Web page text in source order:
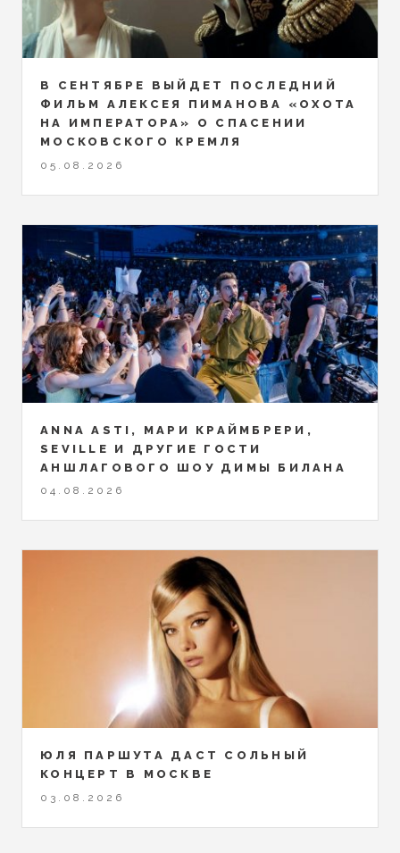
В СЕНТЯБРЕ ВЫЙДЕТ ПОСЛЕДНИЙ
ФИЛЬМ АЛЕКСЕЯ ПИМАНОВА «ОХОТА
НА ИМПЕРАТОРА» О СПАСЕНИИ
МОСКОВСКОГО КРЕМЛЯ
05.08.2026
ANNA ASTI, МАРИ КРАЙМБРЕРИ,
SEVILLE И ДРУГИЕ ГОСТИ
АНШЛАГОВОГО ШОУ ДИМЫ БИЛАНА
04.08.2026
ЮЛЯ ПАРШУТА ДАСТ СОЛЬНЫЙ
КОНЦЕРТ В МОСКВЕ
03.08.2026